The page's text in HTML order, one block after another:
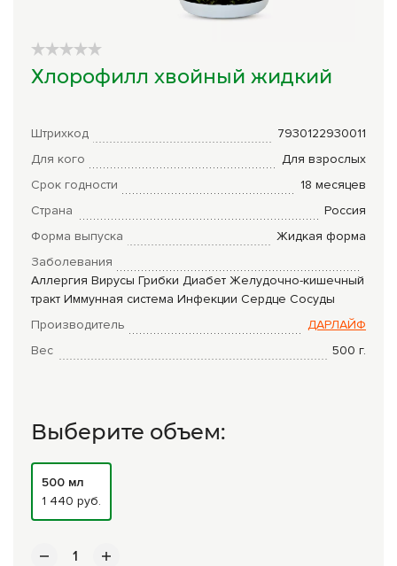
Травяной чай
Специи
Натуральные растительные масла
Лечебные мази
Натуральное мыло
Средства личной гигиены
Приборы лечебные
Книги Гарбузова Г.А.
Комплексные программы лечения
Хлорофилл хвойный жидкий
Штрихкод
7930122930011
Для кого
Для взрослых
Срок годности
18 месяцев
Страна
Россия
Форма выпуска
Жидкая форма
Заболевания
Аллергия Вирусы Грибки Диабет Желудочно-кишечный
тракт Иммунная система Инфекции Сердце Сосуды
Производитель
ДАРЛАЙФ
Вес
500 г.
Выберите объем:
500 мл
1 440 руб.